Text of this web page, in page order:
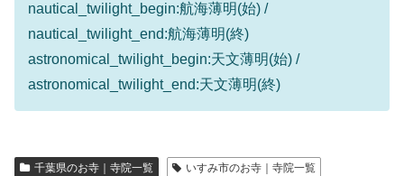
nautical_twilight_begin:航海薄明(始) /
nautical_twilight_end:航海薄明(終)
astronomical_twilight_begin:天文薄明(始) /
astronomical_twilight_end:天文薄明(終)
千葉県のお寺｜寺院一覧 いすみ市のお寺｜寺院一覧